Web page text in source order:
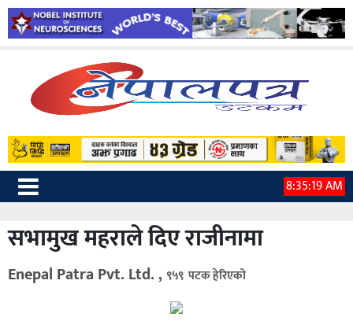
8:35:20 AM
सभामुख महराले दिए राजीनामा
Enepal Patra Pvt. Ltd. , ९५९ पटक हेरिएको